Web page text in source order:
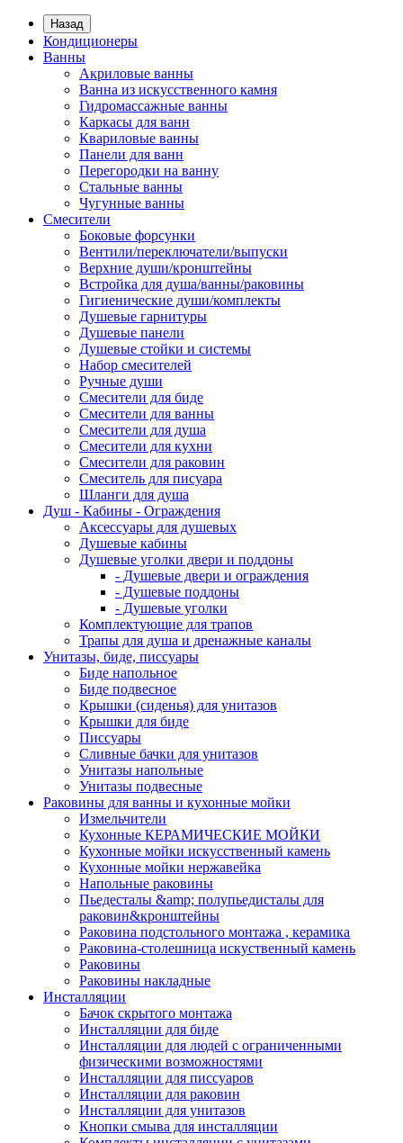
Назад
Кондиционеры
Ванны
Акриловые ванны
Ванна из искусственного камня
Гидромассажные ванны
Каркасы для ванн
Квариловые ванны
Панели для ванн
Перегородки на ванну
Стальные ванны
Чугунные ванны
Смесители
Боковые форсунки
Вентили/переключатели/выпуски
Верхние души/кронштейны
Встройка для душа/ванны/раковины
Гигиенические души/комплекты
Душевые гарнитуры
Душевые панели
Душевые стойки и системы
Набор смесителей
Ручные души
Смесители для биде
Смесители для ванны
Смесители для душа
Смесители для кухни
Смесители для раковин
Смеситель для писуара
Шланги для душа
Душ - Кабины - Ограждения
Аксессуары для душевых
Душевые кабины
Душевые уголки двери и поддоны
- Душевые двери и ограждения
- Душевые поддоны
- Душевые уголки
Комплектующие для трапов
Трапы для душа и дренажные каналы
Унитазы, биде, писсуары
Биде напольное
Биде подвесное
Крышки (сиденья) для унитазов
Крышки для биде
Писсуары
Сливные бачки для унитазов
Унитазы напольные
Унитазы подвесные
Раковины для ванны и кухонные мойки
Измельчители
Кухонные КЕРАМИЧЕСКИЕ МОЙКИ
Кухонные мойки искусственный камень
Кухонные мойки нержавейка
Напольные раковины
Пьедесталы &amp; полупьедисталы для
раковин&кронштейны
Раковина подстольного монтажа , керамика
Раковина-столешница искуственный камень
Раковины
Раковины накладные
Инсталляции
Бачок скрытого монтажа
Инсталляции для биде
Инсталляции для людей с ограниченными
физическими возможностями
Инсталляции для писсуаров
Инсталляции для раковин
Инсталляции для унитазов
Кнопки смыва для инсталляции